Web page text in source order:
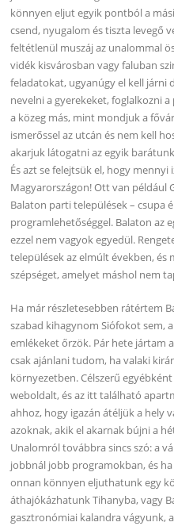
könnyen eljut egyik pontból a
csend, nyugalom és tiszta levegő
feltétlenül muszáj az unalommal
vidék kisvárosban vagy faluban
feladatokat, ugyanúgy el kell járni
nevelni a gyerekeket, foglalkozni
a közeg más, mint mondjuk a
ismerőssel az utcán és nem kell
akarjuk látogatni az egyik
És azt se felejtsük el, hogy mennyi
Magyarországon! Ott van például
Balaton parti települések – csupa
programlehetőséggel. Balaton az
ezzel nem vagyok egyedül.
települések az elmúlt években, és
szépséget, amelyet máshol nem
Ha már részletesebben rátértem
szabad kihagynom Siófokot sem,
emlékeket őrzök. Pár hete jártam
csak ajánlani tudom, ha valaki
környezetben. Célszerű
weboldalt, és az itt található
ahhoz, hogy igazán átéljük a hely
azoknak, akik el akarnak bújni a
Unalomról továbbra sincs szó: a
jobbnál jobb programokban, és
onnan könnyen eljuthatunk egy
áthajókázhatunk Tihanyba, vagy
gasztronómiai kalandra vágyunk,